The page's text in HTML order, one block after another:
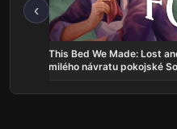
‹
This Bed We Made: Lost
milého návratu pokojské